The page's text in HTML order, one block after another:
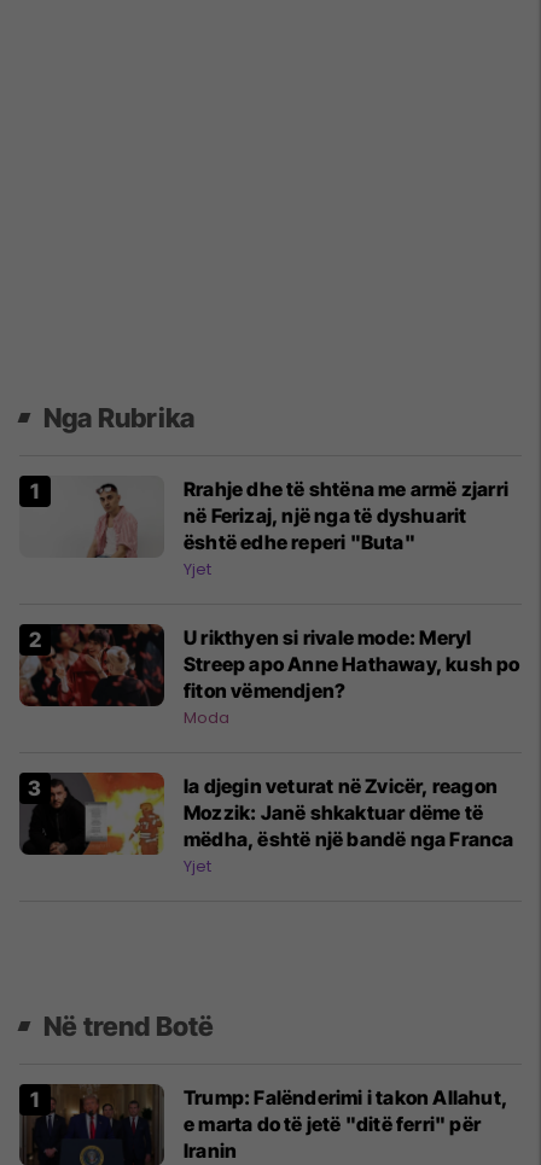
Nga Rubrika
Rrahje dhe të shtëna me armë zjarri
në Ferizaj, një nga të dyshuarit
është edhe reperi "Buta"
Yjet
U rikthyen si rivale mode: Meryl
Streep apo Anne Hathaway, kush po
fiton vëmendjen?
Moda
Ia djegin veturat në Zvicër, reagon
Mozzik: Janë shkaktuar dëme të
mëdha, është një bandë nga Franca
Yjet
Në trend Botë
Trump: Falënderimi i takon Allahut,
e marta do të jetë "ditë ferri" për
Iranin